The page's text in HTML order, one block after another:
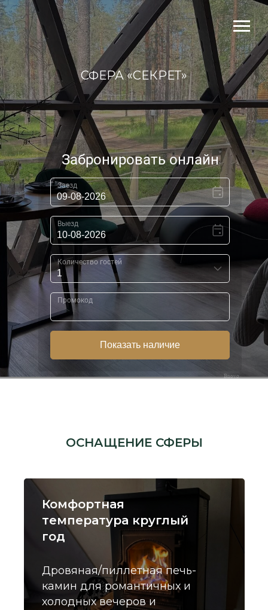
СФЕРА «СЕКРЕТ»
Bnovo
ОСНАЩЕНИЕ СФЕРЫ
Комфортная
температура круглый
год
Дровяная/пиллетная печь-
камин для романтичных и
холодных вечеров и